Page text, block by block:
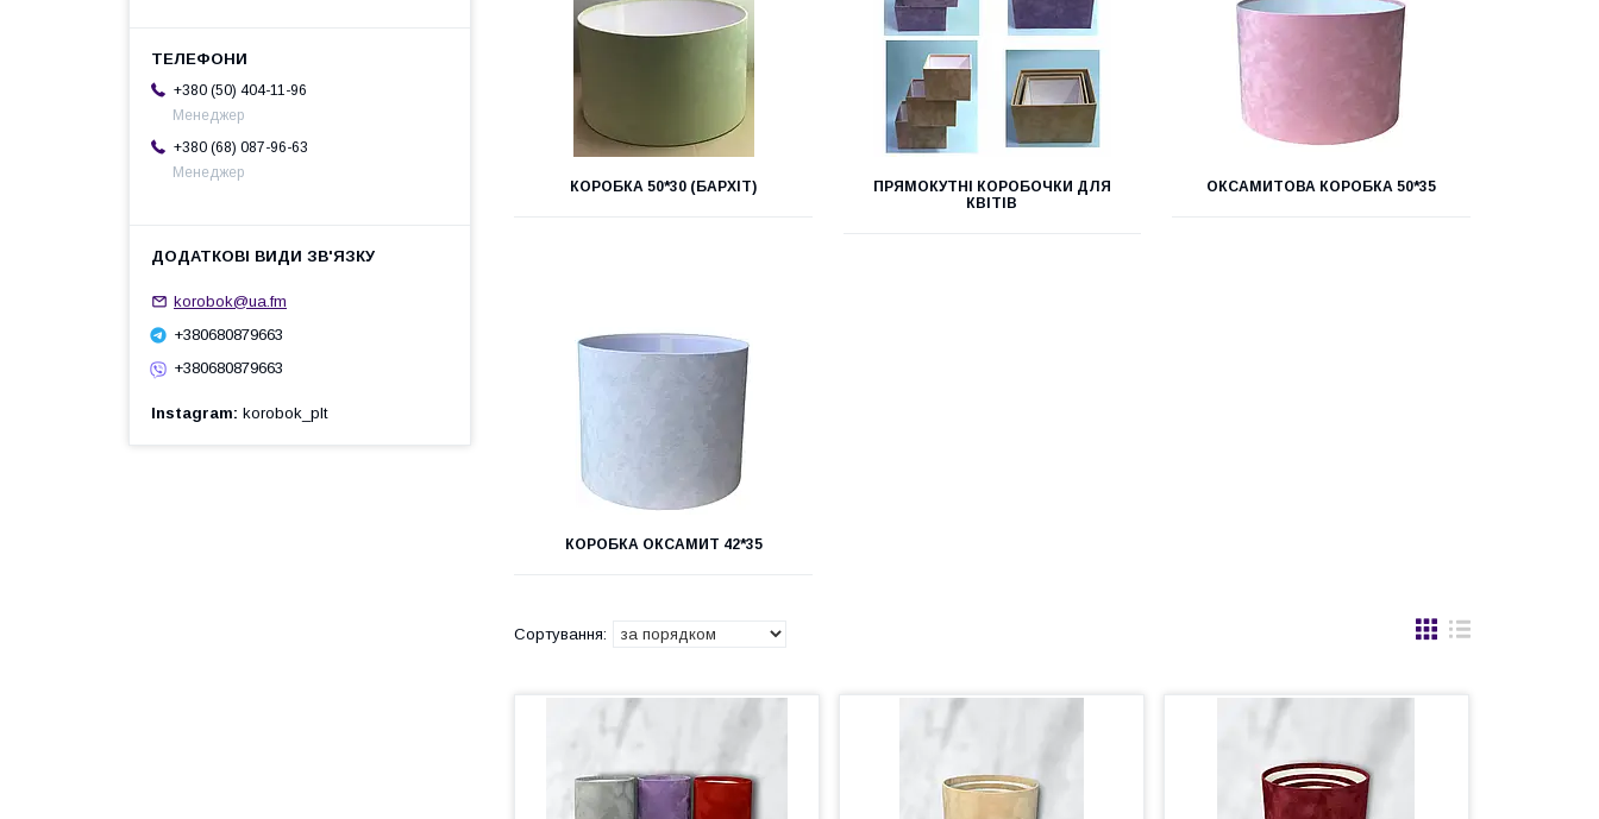
КОРОБКА 50*30 (БАРХІТ)
ПРЯМОКУТНІ КОРОБОЧКИ ДЛЯ
КВІТІВ
ОКСАМИТОВА КОРОБКА 50*35
КОРОБКА ОКСАМИТ 42*35
+380 (50) 404-11-96
Менеджер
+380 (68) 087-96-63
Менеджер
korobok@ua.fm
+380680879663
+380680879663
Instagram korobok_plt